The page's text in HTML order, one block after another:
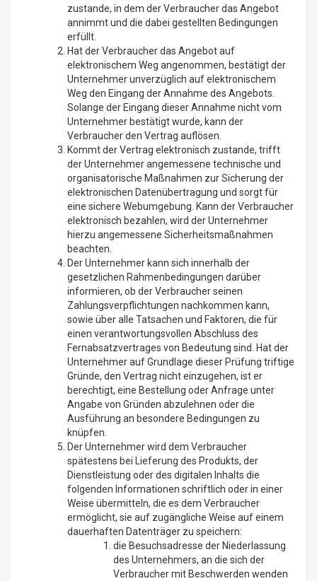
zustande, in dem der Verbraucher das Angebot
annimmt und die dabei gestellten Bedingungen
erfüllt.
Hat der Verbraucher das Angebot auf
elektronischem Weg angenommen, bestätigt der
Unternehmer unverzüglich auf elektronischem
Weg den Eingang der Annahme des Angebots.
Solange der Eingang dieser Annahme nicht vom
Unternehmer bestätigt wurde, kann der
Verbraucher den Vertrag auflösen.
Kommt der Vertrag elektronisch zustande, trifft
der Unternehmer angemessene technische und
organisatorische Maßnahmen zur Sicherung der
elektronischen Datenübertragung und sorgt für
eine sichere Webumgebung. Kann der Verbraucher
elektronisch bezahlen, wird der Unternehmer
hierzu angemessene Sicherheitsmaßnahmen
beachten.
Der Unternehmer kann sich innerhalb der
gesetzlichen Rahmenbedingungen darüber
informieren, ob der Verbraucher seinen
Zahlungsverpflichtungen nachkommen kann,
sowie über alle Tatsachen und Faktoren, die für
einen verantwortungsvollen Abschluss des
Fernabsatzvertrages von Bedeutung sind. Hat der
Unternehmer auf Grundlage dieser Prüfung triftige
Gründe, den Vertrag nicht einzugehen, ist er
berechtigt, eine Bestellung oder Anfrage unter
Angabe von Gründen abzulehnen oder die
Ausführung an besondere Bedingungen zu
knüpfen.
Der Unternehmer wird dem Verbraucher
spätestens bei Lieferung des Produkts, der
Dienstleistung oder des digitalen Inhalts die
folgenden Informationen schriftlich oder in einer
Weise übermitteln, die es dem Verbraucher
ermöglicht, sie auf zugängliche Weise auf einem
dauerhaften Datenträger zu speichern:
die Besuchsadresse der Niederlassung
des Unternehmers, an die sich der
Verbraucher mit Beschwerden wenden